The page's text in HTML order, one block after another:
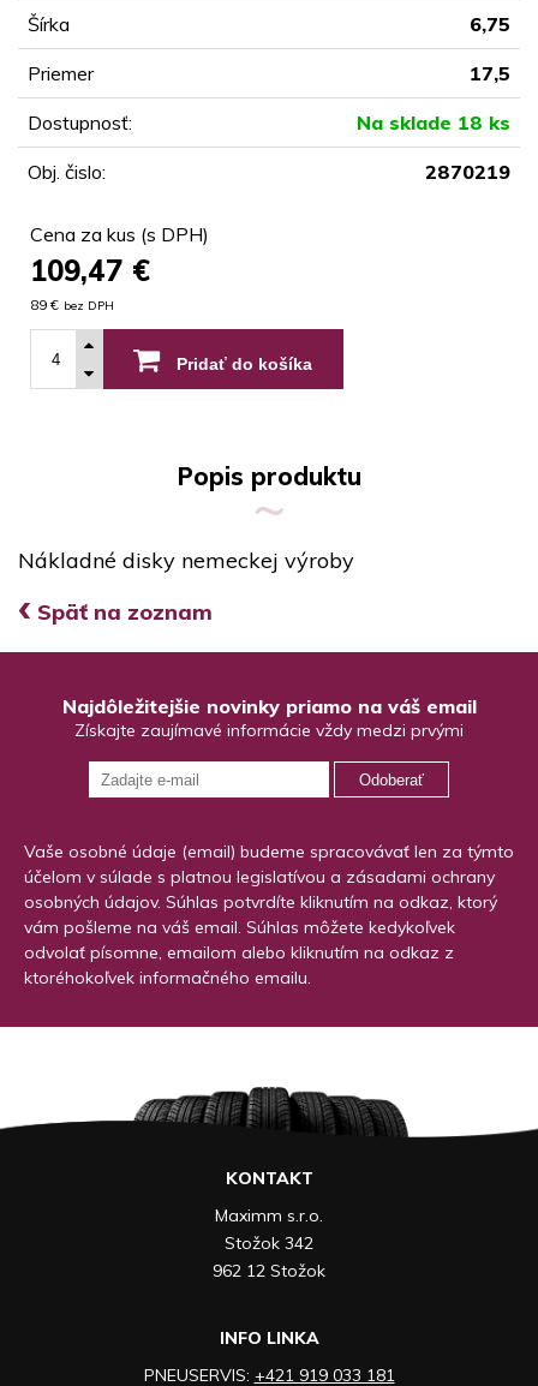
Šírka 6,75
Priemer 17,5
Dostupnosť: Na sklade 18 ks
Obj. čislo: 2870219
Cena za kus (s DPH)
109,47 €
89 € bez DPH
Pridať do košíka
Popis produktu
Nákladné disky nemeckej výroby
‹ Späť na zoznam
Najdôležitejšie novinky priamo na váš email
Získajte zaujímavé informácie vždy medzi prvými
Odoberať
Vaše osobné údaje (email) budeme spracovávať len za týmto
účelom v súlade s platnou legislatívou a zásadami ochrany
osobných údajov. Súhlas potvrdíte kliknutím na odkaz, ktorý
vám pošleme na váš email. Súhlas môžete kedykoľvek
odvolať písomne, emailom alebo kliknutím na odkaz z
ktoréhokoľvek informačného emailu.
KONTAKT
Maximm s.r.o.
Stožok 342
962 12 Stožok
INFO LINKA
PNEUSERVIS: +421 919 033 181